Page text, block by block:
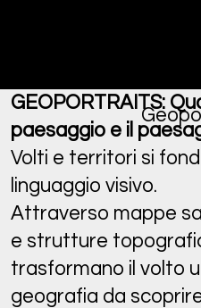
GEOPORTRAITS:
paesaggio e il
Volti e territori si
linguaggio visivo.
Attraverso mappe
e strutture
trasformano il volto
geografia da